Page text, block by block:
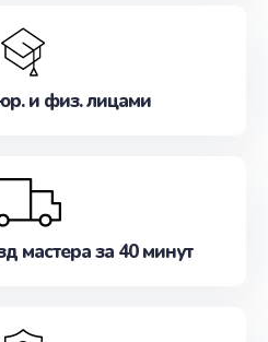
и физ. лицами
мастера за 40 минут